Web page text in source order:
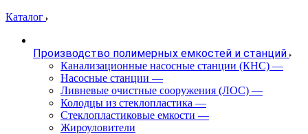
Каталог
Производство полимерных емкостей и станций
Канализационные насосные станции (КНС) —
Насосные станции —
Ливневые очистные сооружения (ЛОС) —
Колодцы из стеклопластика —
Стеклопластиковые емкости —
Жироуловители